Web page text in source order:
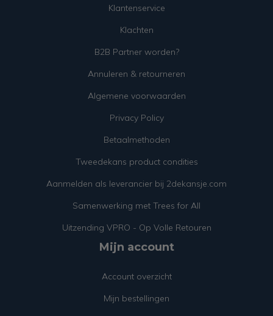
Klantenservice
Klachten
B2B Partner worden?
Annuleren & retourneren
Algemene voorwaarden
Privacy Policy
Betaalmethoden
Tweedekans product condities
Aanmelden als leverancier bij 2dekansje.com
Samenwerking met Trees for All
Uitzending VPRO - Op Volle Retouren
Mijn account
Account overzicht
Mijn bestellingen